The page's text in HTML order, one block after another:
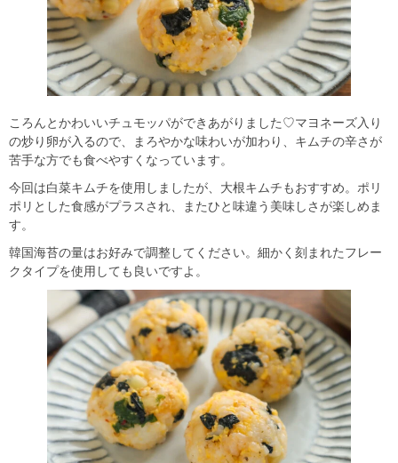
ころんとかわいいチュモッパができあがりました♡マヨネーズ入り
の炒り卵が入るので、まろやかな味わいが加わり、キムチの辛さが
苦手な方でも食べやすくなっています。
今回は白菜キムチを使用しましたが、大根キムチもおすすめ。ポリ
ポリとした食感がプラスされ、またひと味違う美味しさが楽しめま
す。
韓国海苔の量はお好みで調整してください。細かく刻まれたフレー
クタイプを使用しても良いですよ。